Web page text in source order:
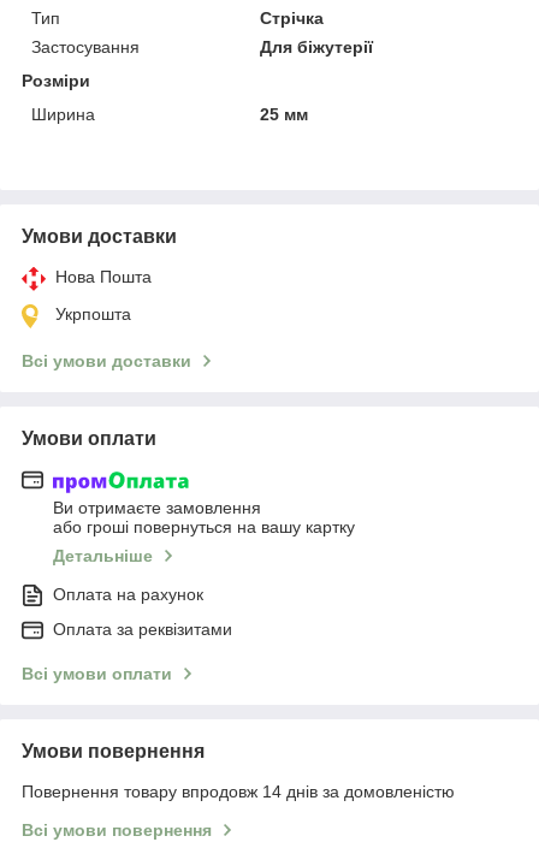
Тип
Стрічка
Застосування
Для біжутерії
Розміри
Ширина
25 мм
Умови доставки
Нова Пошта
Укрпошта
Всі умови доставки
Умови оплати
Ви отримаєте замовлення
або гроші повернуться на вашу картку
Детальніше
Оплата на рахунок
Оплата за реквізитами
Всі умови оплати
Умови повернення
Повернення товару впродовж 14 днів за домовленістю
Всі умови повернення